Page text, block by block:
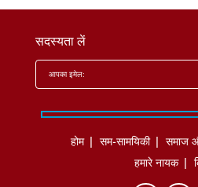
सदस्यता लें
होम सम-सामयिकी समाज
हमारे नायक